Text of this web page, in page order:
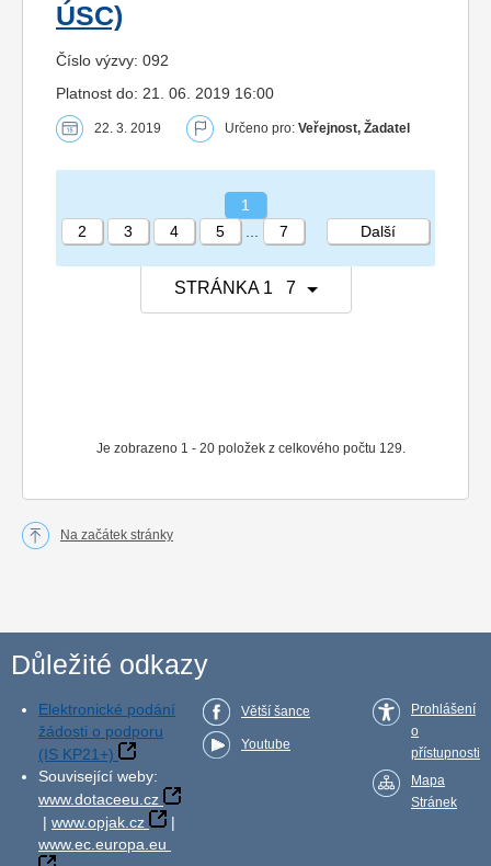
ÚSC)
Číslo výzvy: 092
Platnost do: 21. 06. 2019 16:00
22. 3. 2019 Určeno pro: Veřejnost, Žadatel
STRÁNKA 1 7
Je zobrazeno 1 - 20 položek z celkového počtu 129.
1
2
3 4 5 7 Další
Na začátek stránky
Důležité odkazy
Elektronické podání
žádosti o podporu
(IS KP21+)
Související weby:
www.dotaceeu.cz
| www.opjak.cz
|
www.ec.europa.eu
Větší šance
Youtube
Prohlášení
o
přístupnosti
Mapa
Stránek